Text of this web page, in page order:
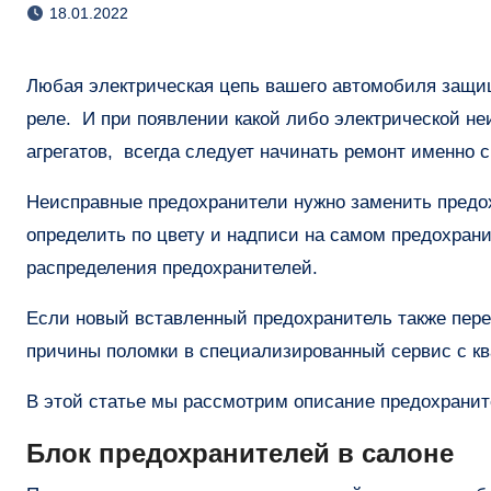
18.01.2022
Любая электрическая цепь вашего автомобиля защищена определенными по номиналу мощности предохранителями и
реле. И при появлении какой либо электрической
агрегатов, всегда следует начинать ремонт именно
Неисправные предохранители нужно заменить
определить по цвету и надписи на самом
распределения предохранителей.
Если новый вставленный предохранитель также
причины поломки в специализированный сервис с
В этой статье мы рассмотрим описание
Блок предохранителей в салоне